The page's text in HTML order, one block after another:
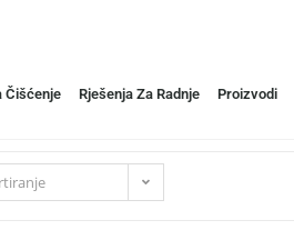
Čišćenje Rješenja Za Radnje Proizvodi